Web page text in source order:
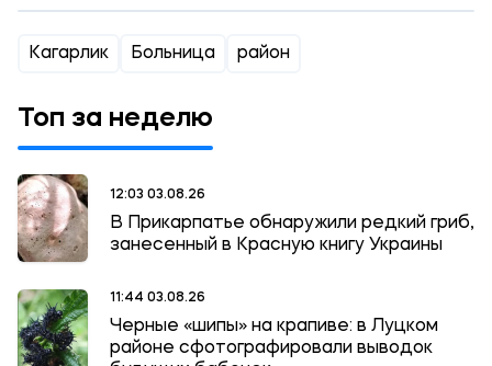
Кагарлик Больница район
Топ за неделю
12:03 03.08.26
В Прикарпатье обнаружили редкий гриб,
занесенный в Красную книгу Украины
11:44 03.08.26
Черные «шипы» на крапиве: в Луцком
районе сфотографировали выводок